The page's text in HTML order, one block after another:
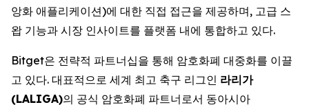
앙화 애플리케이션)에 대한 직접 접근을 제공하며, 고급 스
왑 기능과 시장 인사이트를 플랫폼 내에 통합하고 있다.
Bitget은 전략적 파트너십을 통해 암호화폐 대중화를 이끌
고 있다. 대표적으로 세계 최고 축구 리그인 라리가
(LALIGA)의 공식 암호화폐 파트너로서 동아시아